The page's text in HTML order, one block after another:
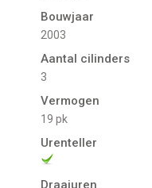
Bouwjaar
2003
Aantal cilinders
3
Vermogen
19 pk
Urenteller
Draaiuren